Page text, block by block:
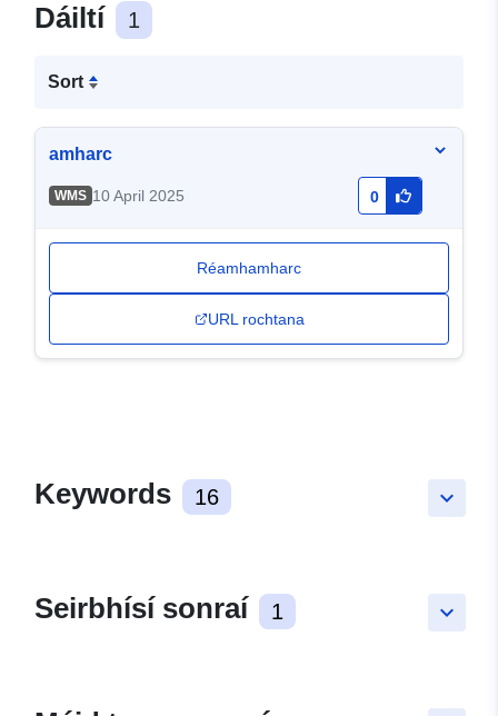
Dáiltí 1
Sort
amharc
WMS 10 April 2025 0
Réamhamharc
URL rochtana
keyboard_arrow_down
Keywords 16
keyboard_arrow_down
Seirbhísí sonraí 1